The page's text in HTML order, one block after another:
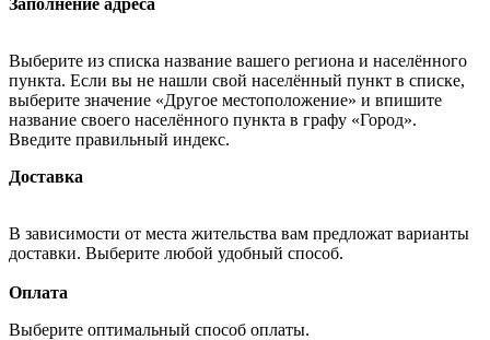
Заполнение адреса
Выберите из списка название вашего региона и населённого
пункта. Если вы не нашли свой населённый пункт в списке,
выберите значение «Другое местоположение» и впишите
название своего населённого пункта в графу «Город».
Введите правильный индекс.
Доставка
В зависимости от места жительства вам предложат варианты
доставки. Выберите любой удобный способ.
Оплата
Выберите оптимальный способ оплаты.